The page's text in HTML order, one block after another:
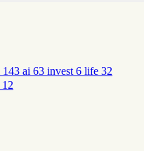
143 ai 63 invest 6 life 32
12